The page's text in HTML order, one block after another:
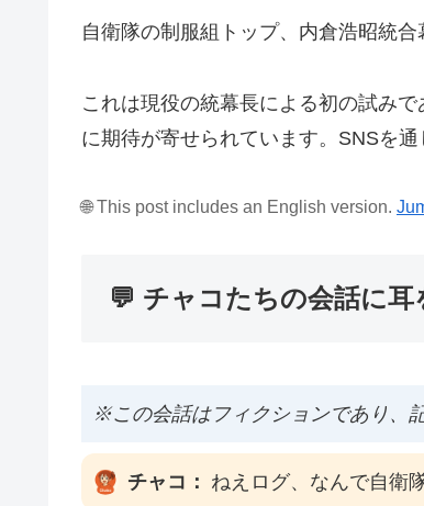
自衛隊の制服組トップ、内倉浩昭統
これは現役の統幕長による初の試み
に期待が寄せられています。SNSを
🌐 This post includes an English version.
💬 チャコたちの会話に
※この会話はフィクションであり、
チャコ： ねえログ、なんで自衛